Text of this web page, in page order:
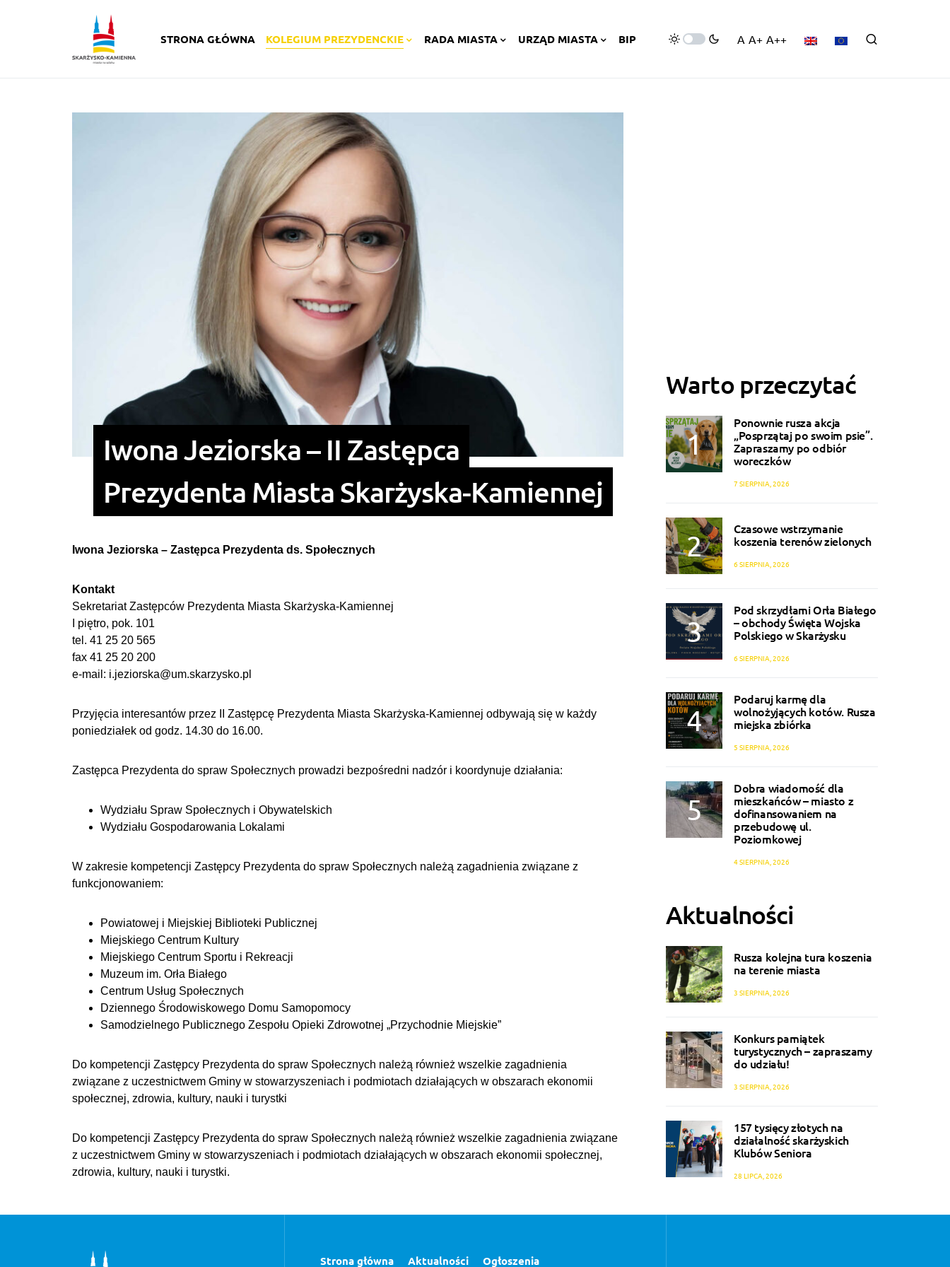
STRONA GŁÓWNA KOLEGIUM PREZYDENCKIE RADA MIASTA URZĄD MIASTA BIP A A+ A++
Iwona Jeziorska – II Zastępca
Prezydenta Miasta Skarżyska-Kamiennej
Iwona Jeziorska – Zastępca Prezydenta ds. Społecznych
Kontakt
Sekretariat Zastępców Prezydenta Miasta Skarżyska-Kamiennej
I piętro, pok. 101
tel. 41 25 20 565
fax 41 25 20 200
e-mail: i.jeziorska@um.skarzysko.pl
Przyjęcia interesantów przez II Zastępcę Prezydenta Miasta Skarżyska-Kamiennej odbywają się w każdy
poniedziałek od godz. 14.30 do 16.00.
Zastępca Prezydenta do spraw Społecznych prowadzi bezpośredni nadzór i koordynuje działania:
Wydziału Spraw Społecznych i Obywatelskich
Wydziału Gospodarowania Lokalami
W zakresie kompetencji Zastępcy Prezydenta do spraw Społecznych należą zagadnienia związane z
funkcjonowaniem:
Powiatowej i Miejskiej Biblioteki Publicznej
Miejskiego Centrum Kultury
Miejskiego Centrum Sportu i Rekreacji
Muzeum im. Orła Białego
Centrum Usług Społecznych
Dziennego Środowiskowego Domu Samopomocy
Samodzielnego Publicznego Zespołu Opieki Zdrowotnej „Przychodnie Miejskie”
Do kompetencji Zastępcy Prezydenta do spraw Społecznych należą również wszelkie zagadnienia
związane z uczestnictwem Gminy w stowarzyszeniach i podmiotach działających w obszarach ekonomii
społecznej, zdrowia, kultury, nauki i turystki
Do kompetencji Zastępcy Prezydenta do spraw Społecznych należą również wszelkie zagadnienia związane
z uczestnictwem Gminy w stowarzyszeniach i podmiotach działających w obszarach ekonomii społecznej,
zdrowia, kultury, nauki i turystki.
Warto przeczytać
Ponownie rusza akcja
„Posprzątaj po swoim psie”.
Zapraszamy po odbiór
woreczków
7 SIERPNIA, 2026
Czasowe wstrzymanie
koszenia terenów zielonych
6 SIERPNIA, 2026
Pod skrzydłami Orła Białego
– obchody Święta Wojska
Polskiego w Skarżysku
6 SIERPNIA, 2026
Podaruj karmę dla
wolnożyjących kotów. Rusza
miejska zbiórka
5 SIERPNIA, 2026
Dobra wiadomość dla
mieszkańców – miasto z
dofinansowaniem na
przebudowę ul.
Poziomkowej
4 SIERPNIA, 2026
Aktualności
Rusza kolejna tura koszenia
na terenie miasta
3 SIERPNIA, 2026
Konkurs pamiątek
turystycznych – zapraszamy
do udziału!
3 SIERPNIA, 2026
157 tysięcy złotych na
działalność skarżyskich
Klubów Seniora
28 LIPCA, 2026
Strona główna Aktualności Ogłoszenia